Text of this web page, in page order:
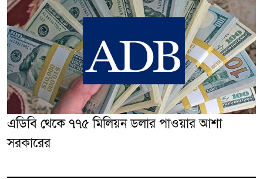
এডিবি থেকে ৭৭৫ মিলিয়ন ডলার পাওয়ার আশা
সরকারের